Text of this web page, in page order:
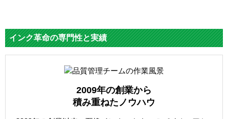
インク革命の専門性と実績
2009年の創業から
積み重ねたノウハウ